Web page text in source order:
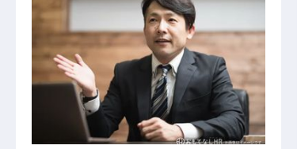
ホテル運営責任者